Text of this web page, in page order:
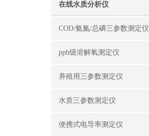
在线水质分析仪
COD/氨氮/总磷三参数测定仪
ppb级溶解氧测定仪
养殖用三参数测定仪
水质三参数测定仪
便携式电导率测定仪